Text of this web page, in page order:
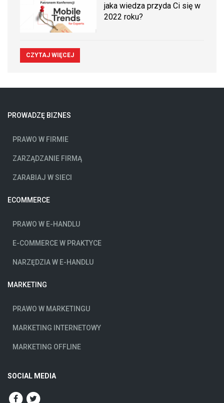
jaka wiedza przyda Ci się w
2022 roku?
CZYTAJ WIĘCEJ
PROWADZĘ BIZNES
PRAWO W FIRMIE
ZARZĄDZANIE FIRMĄ
ZARABIAJ W SIECI
ECOMMERCE
PRAWO W E-HANDLU
E-COMMERCE W PRAKTYCE
NARZĘDZIA W E-HANDLU
MARKETING
PRAWO W MARKETINGU
MARKETING INTERNETOWY
MARKETING OFFLINE
SOCIAL MEDIA